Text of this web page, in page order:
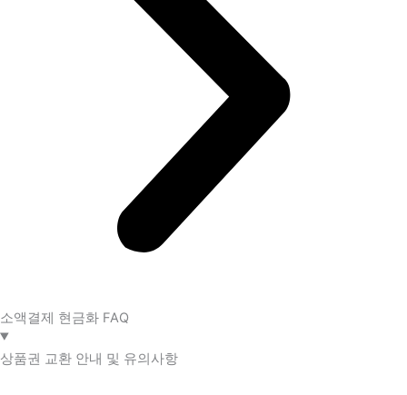
소액결제 현금화 FAQ​
상품권 교환 안내 및 유의사항